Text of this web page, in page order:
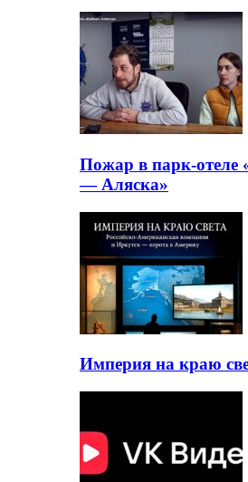
Пожар в парк-отеле
— Аляска»
Империя на краю